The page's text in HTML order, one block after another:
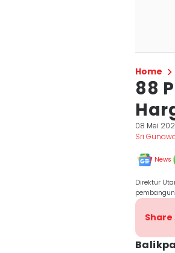
Home
88
08 Mei
Sri
News
Direktur